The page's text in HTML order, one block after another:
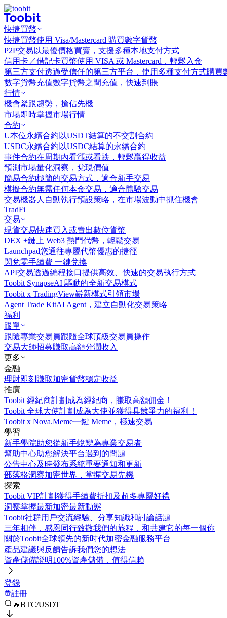
快捷買幣
快捷買幣使用 Visa/Mastercard 購買數字貨幣
P2P交易 以最優價格買賣，支援多種本地支付方式
信用卡／借記卡買幣使用 VISA 或 Mastercard，輕鬆入金
第三方支付透過受信任的第三方平台，使用多種支付方式購買
數字貨幣充值數字貨幣之間充值，快速到賬
行情
機會緊跟趨勢，搶佔先機
市場即時掌握市場行情
合約
U本位永續合約 以USDT結算的不交割合約
USDC永續合約 以USDC結算的永續合約
事件合約在周期內看漲或看跌，輕鬆贏得收益
預測市場量化洞察，兌現價值
簡易合約極簡的交易方式，適合新手交易
模擬合約無需任何本金交易，適合體驗交易
交易機器人 自動執行預設策略，在市場波動中抓住機會
TradFi
交易
現貨交易快速買入或賣出數位貨幣
DEX +鏈上 Web3 熱門代幣，輕鬆交易
Launchpad您通往專屬代幣優惠的捷徑
閃兌零手續費 一鍵兌換
API交易透過編程接口提供高效、快速的交易執行方式
Toobit SynapseAI 驅動的全新交易模式
Toobit x TradingView嶄新模式引領市場
Agent Trade KitAI Agent，建立自動化交易策略
福利
跟單
跟隨專業交易員跟隨全球頂級交易員操作
交易大師招募賺取高額分潤收入
更多
金融
理財即刻賺取加密貨幣穩定收益
推廣
Toobit 經紀商計劃 成為經紀商，賺取高額佣金！
Toobit 全球大使計劃 成為大使並獲得具競爭力的福利！
Toobit x Nova.Meme一鍵 Meme，極速交易
學習
新手學院助您從新手蛻變為專業交易者
幫助中心助您解決平台遇到的問題
公告中心及時發布系統重要通知和更新
部落格洞察加密世界，掌握交易先機
探索
Toobit VIP計劃獲得手續費折扣及超多專屬好禮
洞察掌握最新加密最新動態
Toobit社群用戶交流經驗、分享知識和討論話題
三年相伴，感恩同行致敬我們的旅程，和共建它的每一個你
關於Toobit全球領先的新时代加密金融服務平台
產品建議與反饋告訴我們您的想法
資產儲備證明100%資產儲備，值得信賴
登錄
註冊
🔥BTC/USDT